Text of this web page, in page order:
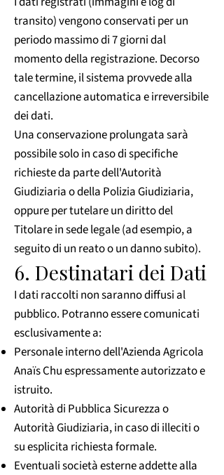
transito) vengono conservati per un
periodo massimo di 7 giorni dal
momento della registrazione. Decorso
tale termine, il sistema provvede alla
cancellazione automatica e irreversibile
dei dati.
Una conservazione prolungata sarà
possibile solo in caso di specifiche
richieste da parte dell'Autorità
Giudiziaria o della Polizia Giudiziaria,
oppure per tutelare un diritto del
Titolare in sede legale (ad esempio, a
seguito di un reato o un danno subito).
6. Destinatari dei Dati
I dati raccolti non saranno diffusi al
pubblico. Potranno essere comunicati
esclusivamente a:
Personale interno dell'Azienda Agricola
Anaïs Chu espressamente autorizzato e
istruito.
Autorità di Pubblica Sicurezza o
Autorità Giudiziaria, in caso di illeciti o
su esplicita richiesta formale.
Eventuali società esterne addette alla